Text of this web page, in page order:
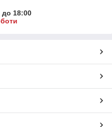
до 18:00